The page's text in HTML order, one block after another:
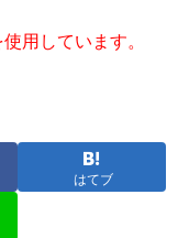
用しています。
はてブ